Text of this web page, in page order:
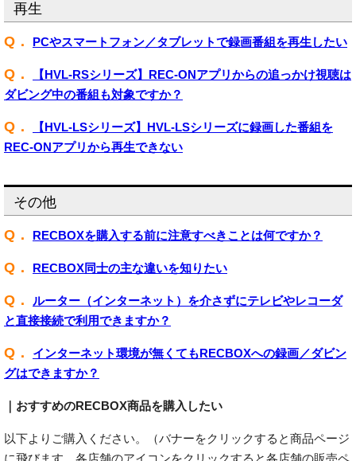
再生
Q． PCやスマートフォン／タブレットで録画番組を再生したい
Q．
【HVL-RSシリーズ】REC-ONアプリからの追っかけ視聴は
ダビング中の番組も対象ですか？
Q．
【HVL-LSシリーズ】HVL-LSシリーズに録画した番組を
REC-ONアプリから再生できない
その他
Q． RECBOXを購入する前に注意すべきことは何ですか？
Q． RECBOX同士の主な違いを知りたい
Q．
ルーター（インターネット）を介さずにテレビやレコーダ
と直接接続で利用できますか？
Q．
インターネット環境が無くてもRECBOXへの録画／ダビン
グはできますか？
｜おすすめのRECBOX商品を購入したい
以下よりご購入ください。（バナーをクリックすると商品ページ
に飛びます。各店舗のアイコンをクリックすると各店舗の販売ペ